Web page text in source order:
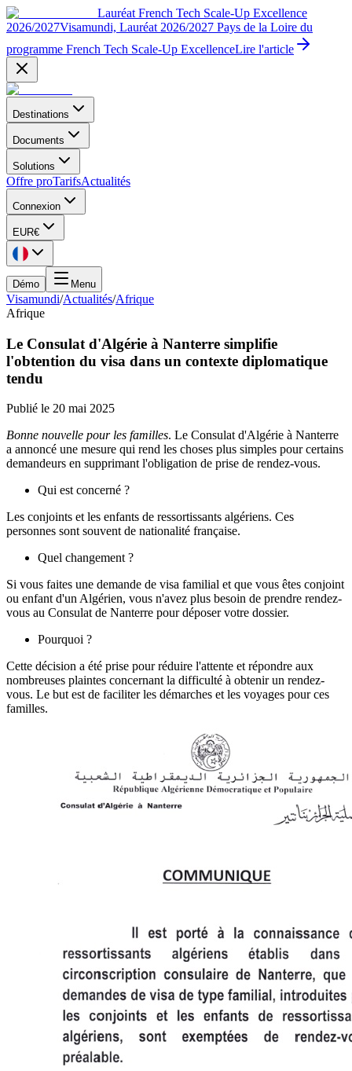
Lauréat French Tech Scale-Up Excellence
2026/2027Visamundi, Lauréat 2026/2027 Pays de la Loire du
programme French Tech Scale-Up ExcellenceLire l'article
Destinations
Documents
Solutions
Offre proTarifsActualités
Connexion
EUR€
Démo Menu
Visamundi/Actualités/Afrique
Afrique
Le Consulat d'Algérie à Nanterre simplifie
l'obtention du visa dans un contexte diplomatique
tendu
Publié le 20 mai 2025
Bonne nouvelle pour les familles. Le Consulat d'Algérie à Nanterre
a annoncé une mesure qui rend les choses plus simples pour certains
demandeurs en supprimant l'obligation de prise de rendez-vous.
Qui est concerné ?
Les conjoints et les enfants de ressortissants algériens. Ces
personnes sont souvent de nationalité française.
Quel changement ?
Si vous faites une demande de visa familial et que vous êtes conjoint
ou enfant d'un Algérien, vous n'avez plus besoin de prendre rendez-
vous au Consulat de Nanterre pour déposer votre dossier.
Pourquoi ?
Cette décision a été prise pour réduire l'attente et répondre aux
nombreuses plaintes concernant la difficulté à obtenir un rendez-
vous. Le but est de faciliter les démarches et les voyages pour ces
familles.